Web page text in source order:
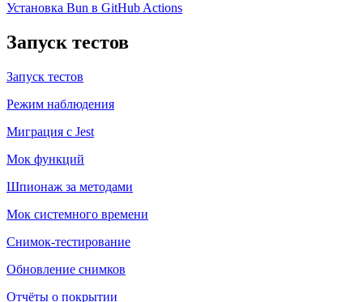
Установка Bun в GitHub Actions
Запуск тестов
Запуск тестов
Режим наблюдения
Миграция с Jest
Мок функций
Шпионаж за методами
Мок системного времени
Снимок-тестирование
Обновление снимков
Отчёты о покрытии